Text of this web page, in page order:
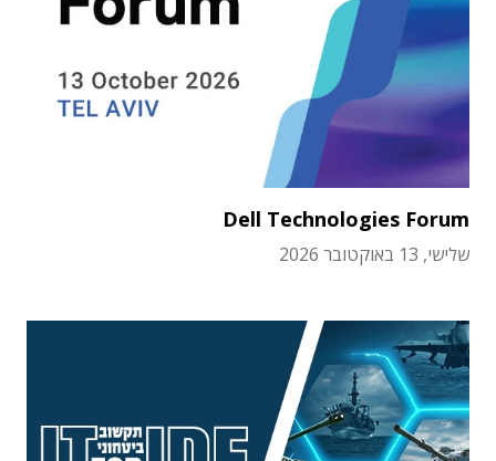
Dell Technologies Forum
שלישי, 13 באוקטובר 2026